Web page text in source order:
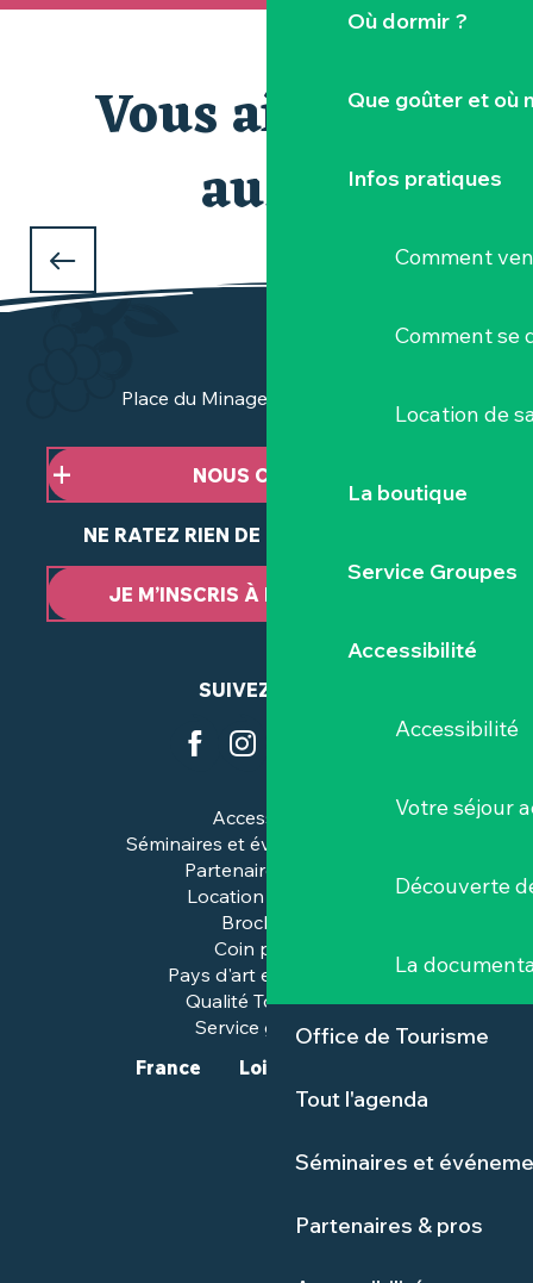
Où dormir ?
Que goûter et où
Infos pratiques
Comment
Comment se
Location de
La boutique
Service Groupes
Accessibilité
Accessibilité
Votre séjour
Découverte
La
Office de Tourisme
Tout l'agenda
Séminaires et
Partenaires & pros
Vous aimerez
aussi
QUE FAIRE PENDANT LES VACANCES
D'AVRIL
Place du Minage - 44190 Clisson
NOUS CONTACTER
NE RATEZ RIEN DE NOTRE ACTUALITÉ
JE M’INSCRIS À LA NEWSLETTER
SUIVEZ-NOUS
Accessibilité
Séminaires et événements pros
Partenaires & pros
Location de salles
Brochures
Coin presse
Pays d'art et d'histoire
Qualité Tourisme™
Service groupes
France
Loire-Atlantique